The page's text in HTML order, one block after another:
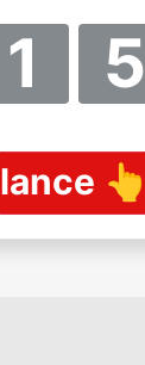
1 5
lance 👆